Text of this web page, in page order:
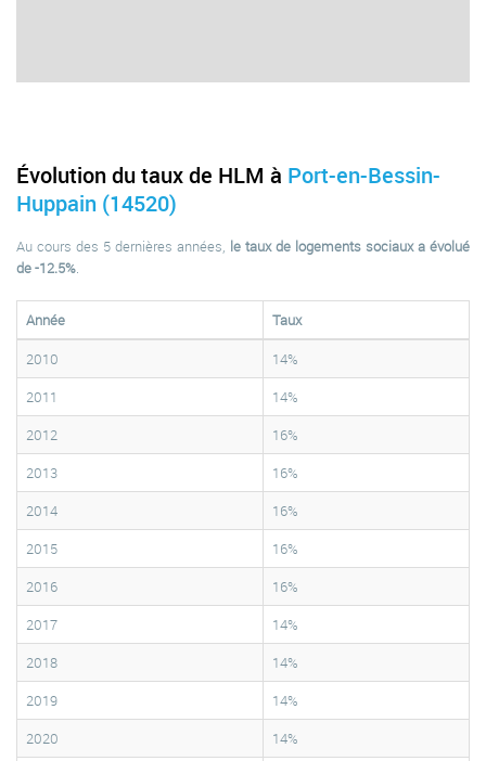
Évolution du taux de HLM à Port-en-Bessin-
Huppain (14520)
Au cours des 5 dernières années, le taux de logements sociaux a évolué
de -12.5%.
Année
Taux
2010
14%
2011
14%
2012
16%
2013
16%
2014
16%
2015
16%
2016
16%
2017
14%
2018
14%
2019
14%
2020
14%